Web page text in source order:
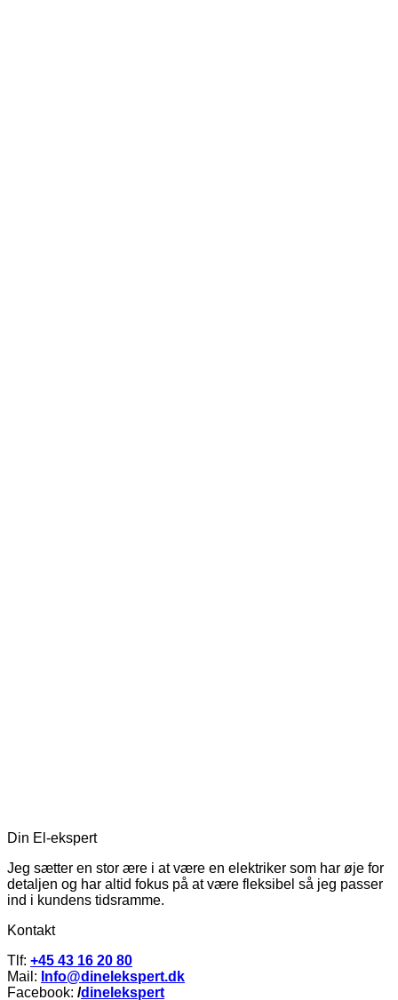
Din El-ekspert
Jeg sætter en stor ære i at være en elektriker som har øje for
detaljen og har altid fokus på at være fleksibel så jeg passer
ind i kundens tidsramme.
Kontakt
Tlf: +45 43 16 20 80
Mail: Info@dinelekspert.dk
Facebook: /dinelekspert